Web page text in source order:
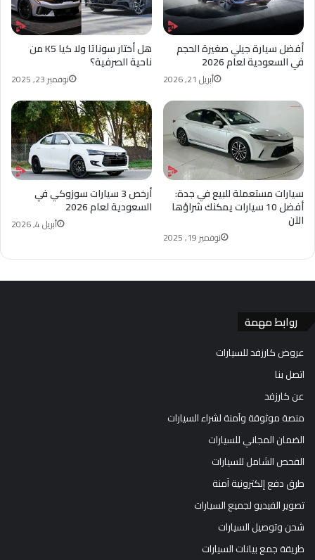
هل أختار سوناتا ولا كيا K5 من
ناحية الصرفية؟
نوفمبر 23, 2025
أفضل سيارة جيلي صغيرة الحجم
في السعودية لعام 2026
أبريل 21, 2026
أرخص 3 سيارات سوزوكي في
السعودية لعام 2026
أبريل 4, 2026
سيارات مستعملة للبيع في جدة:
أفضل 10 سيارات يمكنك شراؤها
الآن
نوفمبر 19, 2025
روابط مهمة
عروض كارزفد للسيارات
اتصل بنا
عن كارزفد
منصة موثوقة وآمنة لشراء السيارات
الضمان المجاني للسيارات
الفحص الشامل للسيارات
طرق دفع إلكترونية آمنة
تصوير الفيديو لجميع السيارات
شحن وتوصيل السيارات
طريقة جمع بيانات السيارات